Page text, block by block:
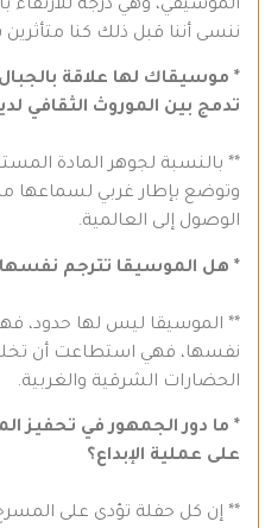
الموسيقي، وهي درجة للارتقاء
ننسى أننا قبل ذلك كنا متأثرين
* موسيقاك لها علاقة
تدمج بين الموروث الثقافي
** بالنسبة لجوهر المادة
وتوضع بإطار غربي لسماعها
الوصول إلى العالمية.
* هل الموسيقا تترجم
** الموسيقا ليس لها حدود،
نفسها، فهي استطاعت أن
الحضارات الشرقية والغربية.
* ما دور الجمهور في تحفيز
على عملية الإبداع؟
** إن كل حفلة تؤدى على